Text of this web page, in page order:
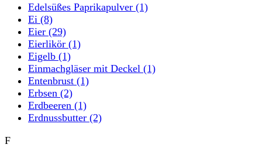
Edelsüßes Paprikapulver (1)
Ei (8)
Eier (29)
Eierlikör (1)
Eigelb (1)
Einmachgläser mit Deckel (1)
Entenbrust (1)
Erbsen (2)
Erdbeeren (1)
Erdnussbutter (2)
F